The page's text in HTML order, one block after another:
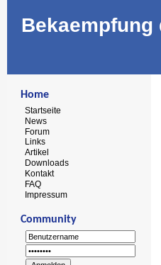
Bekaempfung
Home
Startseite
News
Forum
Links
Artikel
Downloads
Kontakt
FAQ
Impressum
Community